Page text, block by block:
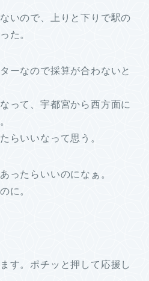
いので、上りと下りで駅の
た。
ーなので採算が合わないと
って、宇都宮から西方面に
らいいなって思う。
ったらいいのになぁ。
に。
す。ポチッと押して応援し